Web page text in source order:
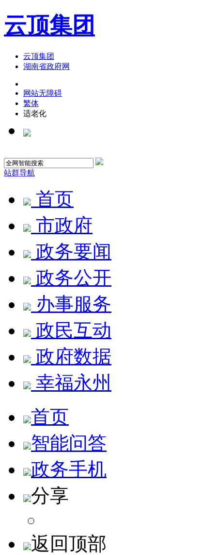
云顶集团
云顶集团
湖南省政府网
网站无障碍
繁体
适老化
站群导航
首页
市政府
政务要闻
政务公开
办事服务
政民互动
政府数据
幸福永州
首页
智能问答
政务手机
分享
返回顶部